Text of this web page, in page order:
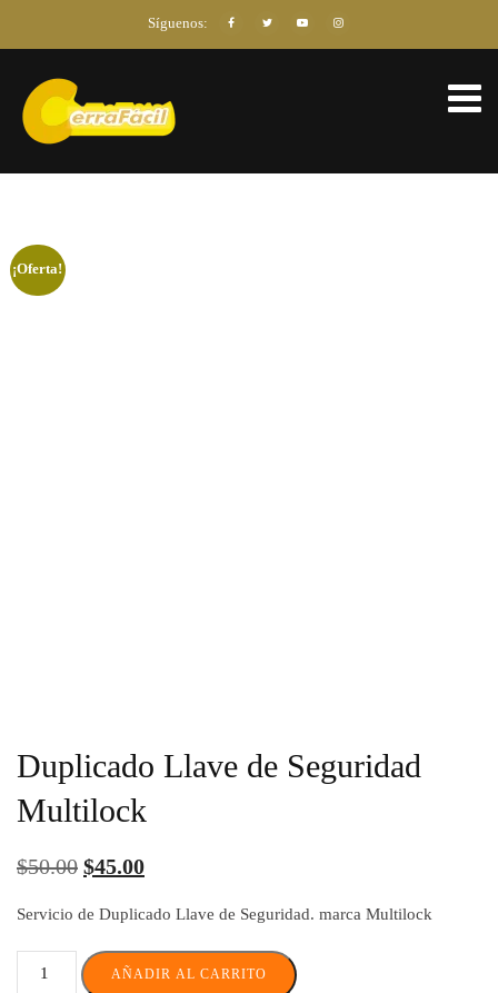
Síguenos:
¡Oferta!
Duplicado Llave de Seguridad
Multilock
$50.00 $45.00
Servicio de Duplicado Llave de Seguridad. marca Multilock
AÑADIR AL CARRITO